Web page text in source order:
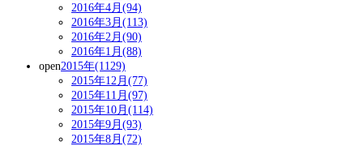
2016年4月(94)
2016年3月(113)
2016年2月(90)
2016年1月(88)
open2015年(1129)
2015年12月(77)
2015年11月(97)
2015年10月(114)
2015年9月(93)
2015年8月(72)